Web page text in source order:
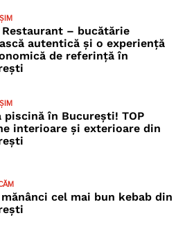
– bucătărie
autentică și o experiență
de referință în
piscină în București! TOP
interioare și exterioare din
mănânci cel mai bun kebab din